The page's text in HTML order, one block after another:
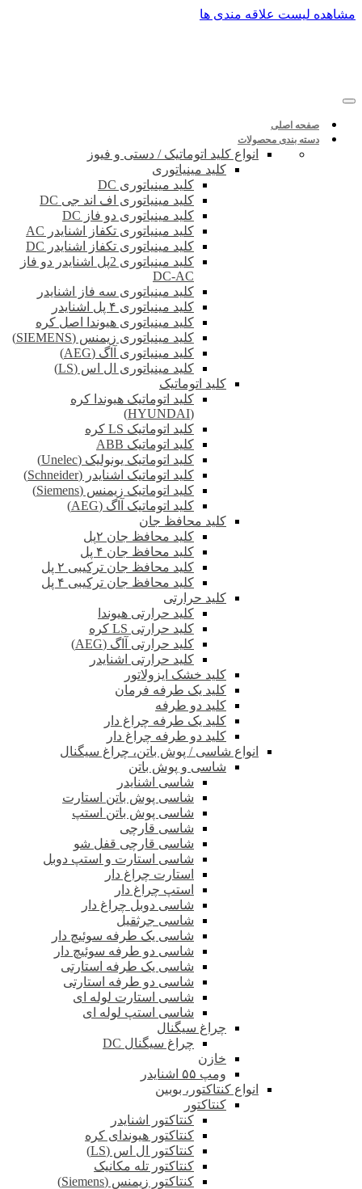
پرش
مشاهده لیست علاقه مندی ها
صفحه اصلی
دسته بندی محصولات
انواع کلید اتوماتیک / دستی و فیوز
کلید مینیاتوری
کلید مینیاتوری DC
کلید مینیاتوری اف اند جی DC
کلید مینیاتوری دو فاز DC
کلید مینیاتوری تکفاز اشنایدر AC
کلید مینیاتوری تکفاز اشنایدر DC
کلید مینیاتوری 2پل اشنایدر دو فاز
DC-AC
کلید مینیاتوری سه فاز اشنایدر
کلید مینیاتوری ۴ پل اشنایدر
کلید مینیاتوری هیوندا اصل کره
کلید مینیاتوری زیمنس (SIEMENS)
کلید مینیاتوری آاگ (AEG)
کلید مینیاتوری ال اس (LS)
کلید اتوماتیک
کلید اتوماتیک هیوندا کره
(HYUNDAI)
کلید اتوماتیک LS کره
کلید اتوماتیک ABB
کلید اتوماتیک یونولیک (Unelec)
کلید اتوماتیک اشنایدر (Schneider)
کلید اتوماتیک زیمنس (Siemens)
کلید اتوماتیک آاگ (AEG)
کلید محافظ جان
کلید محافظ جان ۲پل
کلید محافظ جان ۴ پل
کلید محافظ جان ترکیبی ۲ پل
کلید محافظ جان ترکیبی ۴ پل
کلید حرارتی
کلید حرارتی هیوندا
کلید حرارتی LS کره
کلید حرارتی آاگ (AEG)
کلید حرارتی اشنایدر
کلید خشک ایزولاتور
کلید یک طرفه فرمان
کلید دو طرفه
کلید یک طرفه چراغ دار
کلید دو طرفه چراغ دار
انواع شاسی / پوش باتن، چراغ سیگنال
شاسی و پوش باتن
شاسی اشنایدر
شاسی پوش باتن استارت
شاسی پوش باتن استپ
شاسی قارچی
شاسی قارچی قفل شو
شاسی استارت و استپ دوبل
استارت چراغ دار
استپ چراغ دار
شاسی دوبل چراغ دار
شاسی جرثقیل
شاسی یک طرفه سوئیچ دار
شاسی دو طرفه سوئیچ دار
شاسی یک طرفه استارتی
شاسی دو طرفه استارتی
شاسی استارت لوله ای
شاسی استپ لوله ای
چراغ سیگنال
چراغ سیگنال DC
خازن
ومپ ۵۵ اشنایدر
انواع کنتاکتور، بوبین
کنتاکتور
کنتاکتور اشنایدر
کنتاکتور هیوندای کره
کنتاکتور ال اس (LS)
کنتاکتور تله مکانیک
کنتاکتور زیمنس (Siemens)